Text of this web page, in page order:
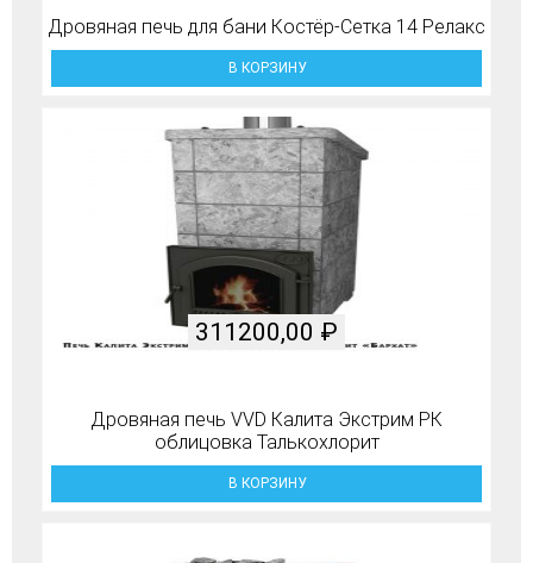
Дровяная печь для бани Костёр-Сетка 14 Релакс
В КОРЗИНУ
Дровяная печь VVD Калита Экстрим РК
облицовка Талькохлорит
311200,00 ₽
В КОРЗИНУ